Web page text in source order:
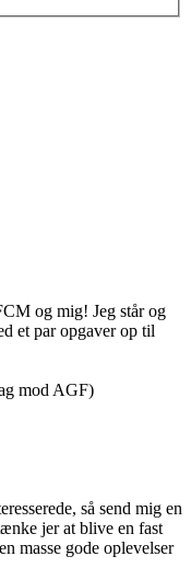
og mig! Jeg står og
et par opgaver op til
mod AGF)
så send mig en
jer at blive en fast
masse gode oplevelser